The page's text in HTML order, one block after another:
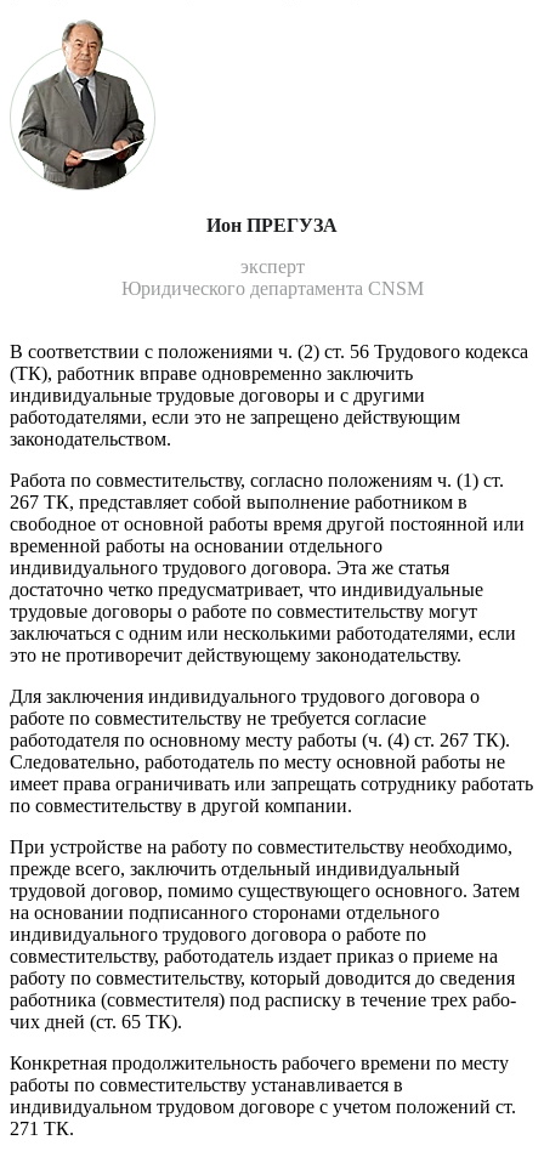
Ион ПРЕГУЗА
эксперт
Юридического департамента CNSM
В соответствии с положениями ч. (2) ст. 56 Трудового кодекса
(ТК), работник вправе одновременно заключить
индивидуальные трудо­вые договоры и с другими
работодателями, если это не запрещено действующим
законодательством.
Работа по совместительству, согласно положениям ч. (1) ст.
267 ТК, представляет собой выполнение работником в
свободное от основной работы время другой постоянной или
временной работы на основании отдельного
индивидуального трудового договора. Эта же статья
достаточно четко предусматривает, что индивидуаль­ные
трудовые договоры о работе по совместительству могут
заклю­чаться с одним или несколькими работодателями, если
это не про­тиворечит действующему законодательству.
Для заключения индивидуального трудового договора о
работе по совместительству не требуется согласие
работодателя по основ­ному месту работы (ч. (4) ст. 267 ТК).
Следовательно, работодатель по месту основной работы не
имеет права ограничивать или запре­щать сотруднику работать
по совместительству в другой компании.
При устройстве на работу по совместительству необходимо,
пре­жде всего, заключить отдельный индивидуальный
трудовой дого­вор, помимо существующего основного. Затем
на основании под­писанного сторонами отдельного
индивидуального трудового дого­вора о работе по
совместительству, работодатель издает приказ о приеме на
работу по совместительству, который доводится до све­дения
работника (совместителя) под расписку в течение трех рабо­
чих дней (ст. 65 ТК).
Конкретная продолжительность рабочего времени по месту
работы по совместительству устанавливается в
индивидуальном трудовом договоре с учетом положений ст.
271 ТК.